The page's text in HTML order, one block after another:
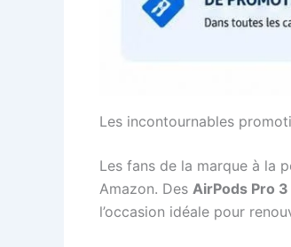
Les incontournables
Les fans de la marque à la
Amazon. Des AirPods Pro 3
l’occasion idéale pour